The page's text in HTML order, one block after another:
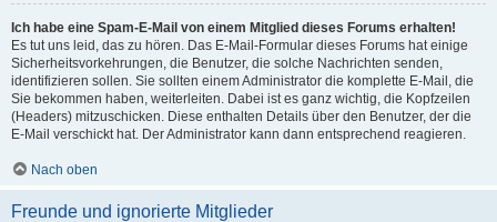
Ich habe eine Spam-E-Mail von einem Mitglied dieses Forums erhalten!
Es tut uns leid, das zu hören. Das E-Mail-Formular dieses Forums hat einige
Sicherheitsvorkehrungen, die Benutzer, die solche Nachrichten senden,
identifizieren sollen. Sie sollten einem Administrator die komplette E-Mail, die
Sie bekommen haben, weiterleiten. Dabei ist es ganz wichtig, die Kopfzeilen
(Headers) mitzuschicken. Diese enthalten Details über den Benutzer, der die
E-Mail verschickt hat. Der Administrator kann dann entsprechend reagieren.
Nach oben
Freunde und ignorierte Mitglieder